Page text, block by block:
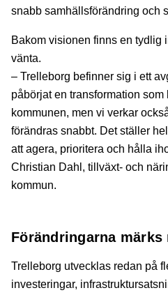
snabb samhällsförändring och
Bakom visionen finns en tydlig
vänta.
– Trelleborg befinner sig i ett
påbörjat en transformation
kommunen, men vi verkar
förändras snabbt. Det ställer
att agera, prioritera och hålla
Christian Dahl, tillväxt- och
kommun.
Förändringarna märks
Trelleborg utvecklas redan på
investeringar,